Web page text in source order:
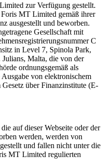
zur Verfügung gestellt.
MT Limited gemäß ihrer
ausgestellt und beworben.
Gesellschaft mit
C
in Level 7, Spinola Park,
Malta, die von der
ordnungsgemäß als
von elektronischem
über Finanzinstitute (E-
auf dieser Webseite oder der
werden, werden von
und fallen nicht unter die
MT Limited regulierten